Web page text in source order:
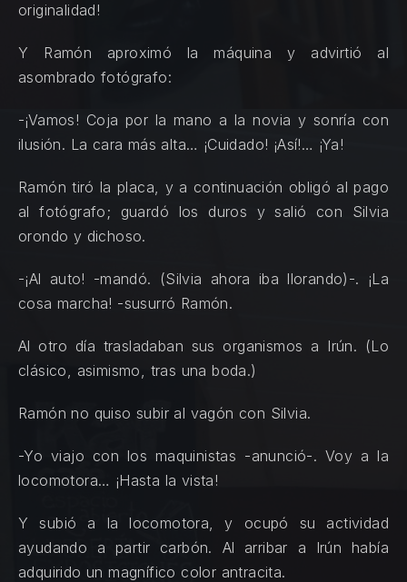
originalidad!
Y Ramón aproximó la máquina y advirtió al
asombrado fotógrafo:
-¡Vamos! Coja por la mano a la novia y sonría con
ilusión. La cara más alta… ¡Cuidado! ¡Así!… ¡Ya!
Ramón tiró la placa, y a continuación obligó al pago
al fotógrafo; guardó los duros y salió con Silvia
orondo y dichoso.
-¡Al auto! -mandó. (Silvia ahora iba llorando)-. ¡La
cosa marcha! -susurró Ramón.
Al otro día trasladaban sus organismos a Irún. (Lo
clásico, asimismo, tras una boda.)
Ramón no quiso subir al vagón con Silvia.
-Yo viajo con los maquinistas -anunció-. Voy a la
locomotora… ¡Hasta la vista!
Y subió a la locomotora, y ocupó su actividad
ayudando a partir carbón. Al arribar a Irún había
adquirido un magnífico color antracita.